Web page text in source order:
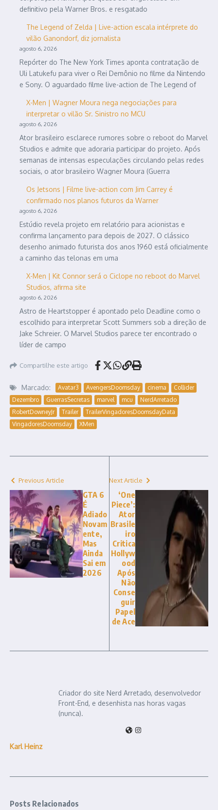
definitivo pela Warner Bros. e resgatado
The Legend of Zelda | Live-action escala intérprete do
vilão Ganondorf, diz jornalista
agosto 6, 2026
Repórter do The New York Times aponta contratação de
Uli Latukefu para viver o Rei Demônio no filme da Nintendo
e Sony. O aguardado filme live-action de The Legend of
X-Men | Wagner Moura nega negociações para
interpretar o vilão Sr. Sinistro no MCU
agosto 6, 2026
Ator brasileiro esclarece rumores sobre o reboot do Marvel
Studios e admite que adoraria participar do projeto. Após
semanas de intensas especulações circulando pelas redes
sociais, o ator brasileiro Wagner Moura (Guerra
Os Jetsons | Filme live-action com Jim Carrey é
confirmado nos planos futuros da Warner
agosto 6, 2026
Estúdio revela projeto em relatório para acionistas e
confirma lançamento para depois de 2027. O clássico
desenho animado futurista dos anos 1960 está oficialmente
a caminho das telonas em uma
X-Men | Kit Connor será o Ciclope no reboot do Marvel
Studios, afirma site
agosto 6, 2026
Astro de Heartstopper é apontado pelo Deadline como o
escolhido para interpretar Scott Summers sob a direção de
Jake Schreier. O Marvel Studios parece ter encontrado o
líder de campo
Compartilhe este artigo
Marcado: Avatar3 AvengersDoomsday cinema
Collider
Dezembro
GuerrasSecretas marvel mcu
NerdArretado
RobertDowneyJr
Trailer
TrailerVingadoresDoomsdayData
VingadoresDoomsday
XMen
Previous Article
GTA 6
É
Adiado
Novam
ente,
Mas
Ainda
Sai em
2026
Next Article
‘One
Piece’:
Ator
Brasile
iro
Critica
Hollyw
ood
Após
Não
Conse
guir
Papel
de Ace
Karl Heinz
Criador do site Nerd Arretado, desenvolvedor
Front-End, e desenhista nas horas vagas
(nunca).
Posts Relacionados